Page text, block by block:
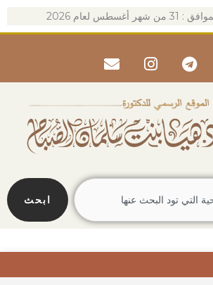
Telegram
Instagram
Envelope
ابحث